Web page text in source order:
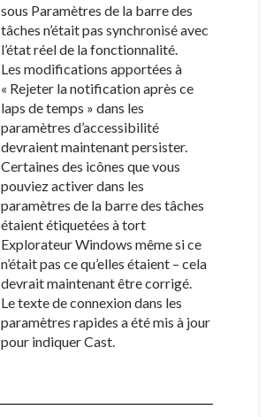
sous Paramètres de la barre des
tâches n’était pas synchronisé avec
l’état réel de la fonctionnalité.
Les modifications apportées à
« Rejeter la notification après ce
laps de temps » dans les
paramètres d’accessibilité
devraient maintenant persister.
Certaines des icônes que vous
pouviez activer dans les
paramètres de la barre des tâches
étaient étiquetées à tort
Explorateur Windows même si ce
n’était pas ce qu’elles étaient – cela
devrait maintenant être corrigé.
Le texte de connexion dans les
paramètres rapides a été mis à jour
pour indiquer Cast.